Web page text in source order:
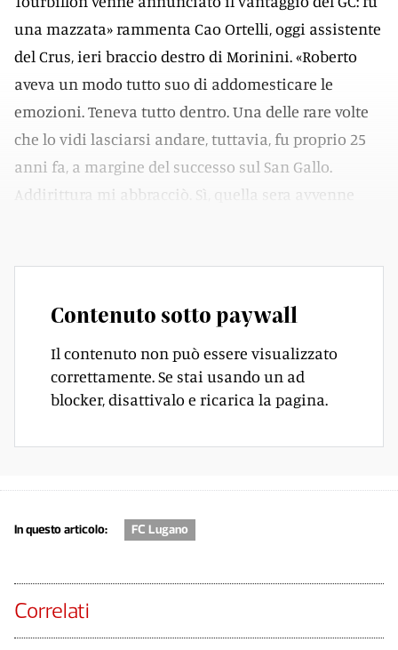
una mazzata» rammenta Cao Ortelli, oggi assistente
del Crus, ieri braccio destro di Morinini. «Roberto
aveva un modo tutto suo di addomesticare le
emozioni. Teneva tutto dentro. Una delle rare volte
che lo vidi lasciarsi andare, tuttavia, fu proprio 25
anni fa, a margine del successo sul San Gallo.
Addirittura mi abbracciò. Sì, quella sera avvenne
Contenuto sotto paywall
Il contenuto non può essere visualizzato
correttamente. Se stai usando un ad
blocker, disattivalo e ricarica la pagina.
In questo articolo: FC Lugano
Correlati